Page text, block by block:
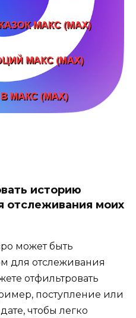
историю
отслеживания моих
может быть
для отслеживания
отфильтровать
поступление или
чтобы легко